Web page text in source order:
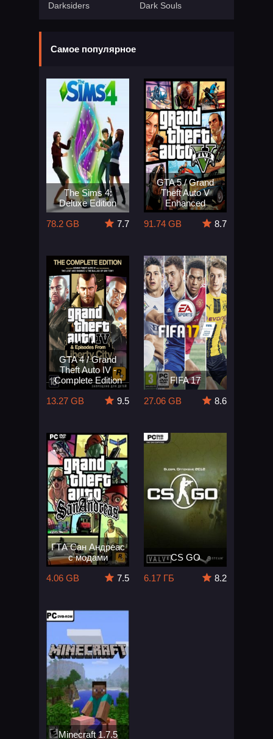
Darksiders
Dark Souls
Самое популярное
The Sims 4:
Deluxe Edition
78.2 GB
7.7
GTA 5 / Grand
Theft Auto V
Enhanced
91.74 GB
8.7
GTA 4 / Grand
Theft Auto IV -
Complete Edition
13.27 GB
9.5
FIFA 17
27.06 GB
8.6
ГТА Сан Андреас
с модами
4.06 GB
7.5
CS GO
6.17 ГБ
8.2
Minecraft 1.7.5